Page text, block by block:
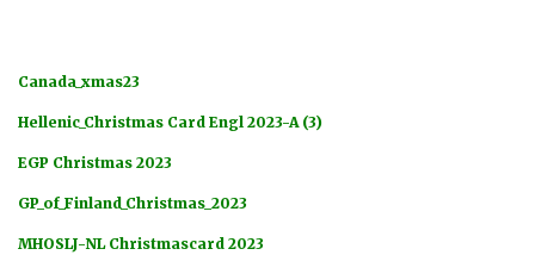
Canada_xmas23
Hellenic_Christmas Card Engl 2023-A (3)
EGP Christmas 2023
GP_of_Finland_Christmas_2023
MHOSLJ-NL Christmascard 2023